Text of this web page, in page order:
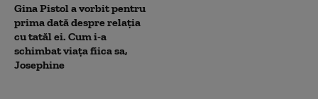
Gina Pistol a vorbit pentru
prima dată despre relația
cu tatăl ei. Cum i-a
schimbat viața fiica sa,
Josephine